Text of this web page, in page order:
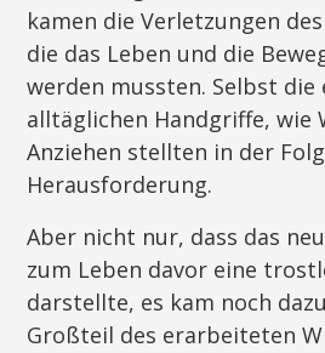
kamen die Verletzungen
die das Leben und die
werden mussten. Selbst die
alltäglichen Handgriffe, wie
Anziehen stellten in der
Herausforderung.
Aber nicht nur, dass das
zum Leben davor eine
darstellte, es kam noch
Großteil des erarbeiteten